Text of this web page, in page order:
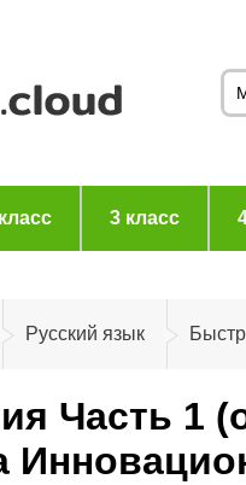
3 класс
Русский язык
Часть 1